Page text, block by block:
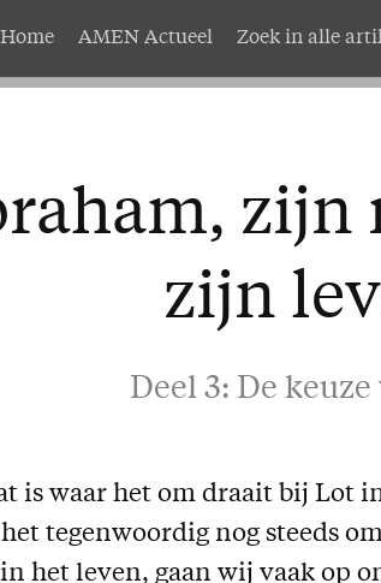
Abonnementen
Geschenkabonnement
Home AMEN Actueel Zoek in alle
zijn
zijn
Deel 3: De
is waar het om draait bij Lot
tegenwoordig nog steeds
het leven, gaan wij vaak op